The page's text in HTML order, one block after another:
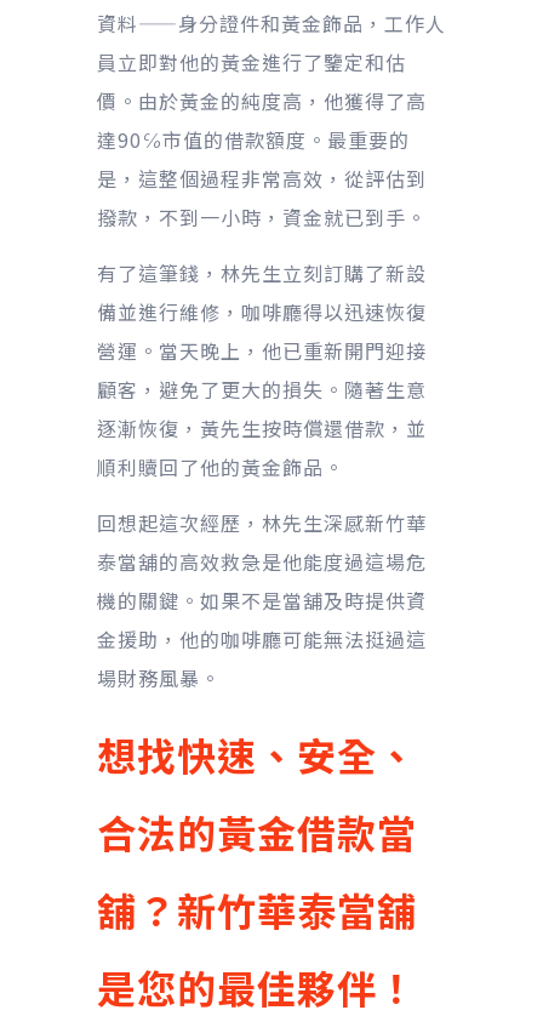
資料——身分證件和黃金飾品，工作人
員立即對他的黃金進行了鑒定和估
價。由於黃金的純度高，他獲得了高
達90℅市值的借款額度。最重要的
是，這整個過程非常高效，從評估到
撥款，不到一小時，資金就已到手。
有了這筆錢，林先生立刻訂購了新設
備並進行維修，咖啡廳得以迅速恢復
營運。當天晚上，他已重新開門迎接
顧客，避免了更大的損失。隨著生意
逐漸恢復，黃先生按時償還借款，並
順利贖回了他的黃金飾品。
回想起這次經歷，林先生深感新竹華
泰當舖的高效救急是他能度過這場危
機的關鍵。如果不是當舖及時提供資
金援助，他的咖啡廳可能無法挺過這
場財務風暴。
想找快速、安全、
合法的黃金借款當
舖？新竹華泰當舖
是您的最佳夥伴！